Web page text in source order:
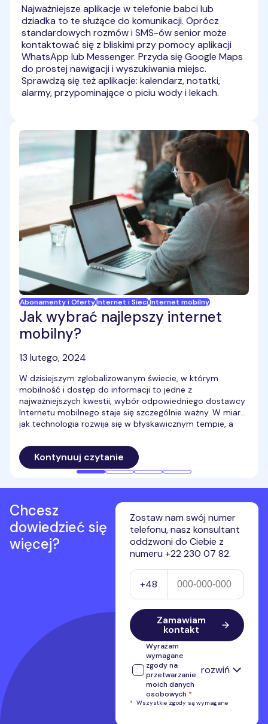
Najważniejsze aplikacje w telefonie babci lub
dziadka to te służące do komunikacji. Oprócz
standardowych rozmów i SMS-ów senior może
kontaktować się z bliskimi przy pomocy aplikacji
WhatsApp lub Messenger. Przyda się Google Maps
do prostej nawigacji i wyszukiwania miejsc.
Sprawdzą się też aplikacje: kalendarz, notatki,
alarmy, przypominające o piciu wody i lekach.
Abonamenty i OfertyInternet i SieciInternet mobilny
Jak wybrać najlepszy internet
mobilny?
13 lutego, 2024
W dzisiejszym zglobalizowanym świecie, w którym
mobilność i dostęp do informacji to jedne z
najważniejszych kwestii, wybór odpowiedniego dostawcy
Internetu mobilnego staje się szczególnie ważny. W miarę
jak technologia rozwija się w błyskawicznym tempie, a
nie tylko od prędkości i dostępności, ale także
kompatybilności z nowoczesnymi technologiami,
stabilności sygnału oraz elastyczności umów. Przed
najnowsze trendy, aby zapewnić sobie optymalne
połączenie we wszystkich warunkach. Sprawdź, jaki
będzie najlepszy mobilny Internet w 2026 roku.
Kontynuuj czytanie
Chcesz
dowiedzieć się
więcej?
Zostaw nam swój numer
telefonu, nasz konsultant
oddzwoni do Ciebie z
numeru +22 230 07 82.
Numer telefonu
+48
Zamawiam
kontakt
Wyrażam
wymagane
zgody na
przetwarzanie
moich danych
osobowych *
rozwiń
Wyrażam zgodę na przetwarzanie
* Wszystkie zgody są wymagane